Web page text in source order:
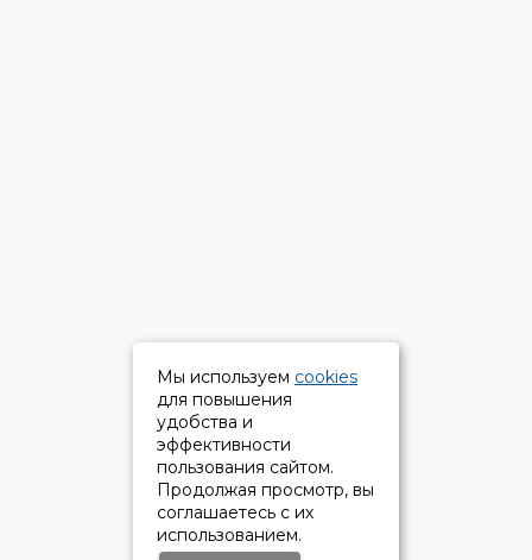
Мы используем cookies
для повышения
удобства и
эффективности
пользования сайтом.
Продолжая просмотр, вы
соглашаетесь с их
использованием.